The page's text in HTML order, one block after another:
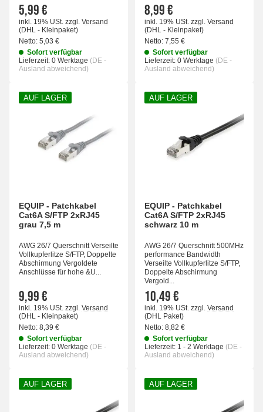
5,99 €
inkl. 19% USt. zzgl. Versand
(DHL - Kleinpaket)
Netto: 5,03 €
Sofort verfügbar
Lieferzeit: 0 Werktage (DE -
Ausland abweichend)
8,99 €
inkl. 19% USt. zzgl. Versand
(DHL - Kleinpaket)
Netto: 7,55 €
Sofort verfügbar
Lieferzeit: 0 Werktage (DE -
Ausland abweichend)
AUF LAGER
EQUIP - Patchkabel
Cat6A S/FTP 2xRJ45
grau 7,5 m
AWG 26/7 Querschnitt Verseilte
Vollkupferlitze S/FTP, Doppelte
Abschirmung Vergoldete
Anschlüsse für hohe &U...
9,99 €
inkl. 19% USt. zzgl. Versand
(DHL - Kleinpaket)
Netto: 8,39 €
Sofort verfügbar
Lieferzeit: 0 Werktage (DE -
Ausland abweichend)
AUF LAGER
EQUIP - Patchkabel
Cat6A S/FTP 2xRJ45
schwarz 10 m
AWG 26/7 Querschnitt 500MHz
performance Bandwidth
Verseilte Vollkupferlitze S/FTP,
Doppelte Abschirmung
Vergold...
10,49 €
inkl. 19% USt. zzgl. Versand
(DHL Paket)
Netto: 8,82 €
Sofort verfügbar
Lieferzeit: 1 - 2 Werktage (DE -
Ausland abweichend)
AUF LAGER AUF LAGER